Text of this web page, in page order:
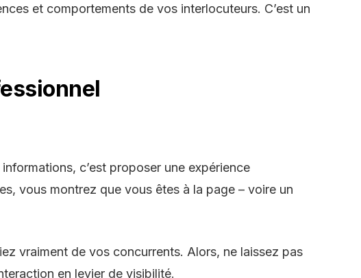
et comportements de vos interlocuteurs. C’est un
c’est proposer une expérience
vous montrez que vous êtes à la page – voire un
vraiment de vos concurrents. Alors, ne laissez pas
en levier de visibilité.